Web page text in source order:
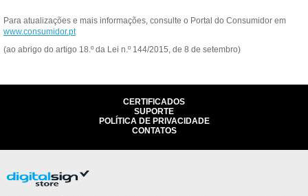
Para atualizações e mais informações, consulte o Portal do Consumidor em
www.consumidor.pt
(ao abrigo do artigo 18.º da Lei n.º 144/2015, de 8 de setembro)
CERTIFICADOS
SUPORTE
POLÍTICA DE PRIVACIDADE
CONTATOS